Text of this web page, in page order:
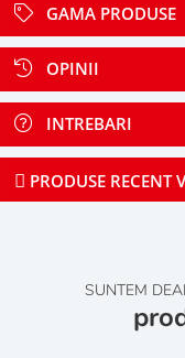
GAMA PRODUSE
OPINII
INTREBARI
PRODUSE RECENT
SUNTEM